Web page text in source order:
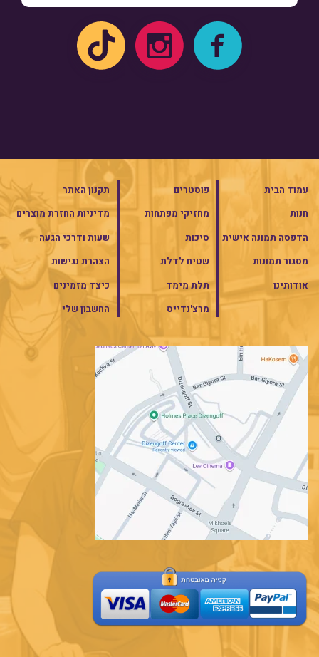
עמוד הבית
חנות
הדפסה תמונה אישית
מסגור תמונות
אודותינו
פוסטרים
מחזיקי מפתחות
סיכות
שטיח לדלת
תלת מימד
מרצ'נדייס
תקנון האתר
מדיניות החזרת מוצרים
שעות ודרכי הגעה
הצהרת נגישות
כיצד מזמינים
החשבון שלי